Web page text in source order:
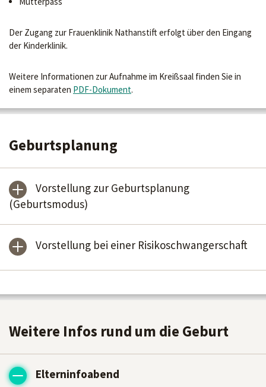
Der Zugang zur Frauenklinik Nathanstift erfolgt über den Eingang
der Kinderklinik.
Weitere Informationen zur Aufnahme im Kreißsaal finden Sie in
einem separaten PDF-Dokument.
Geburtsplanung
Vorstellung zur Geburtsplanung
(Geburtsmodus)
Vorstellung bei einer Risikoschwangerschaft
Weitere Infos rund um die Geburt
Elterninfoabend